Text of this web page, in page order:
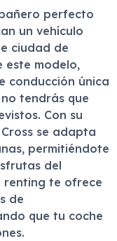
perfecto
un vehículo
ciudad de
este modelo,
conducción única
tendrás que
Con su
se adapta
permitiéndote
del
renting te ofrece
de
que tu coche